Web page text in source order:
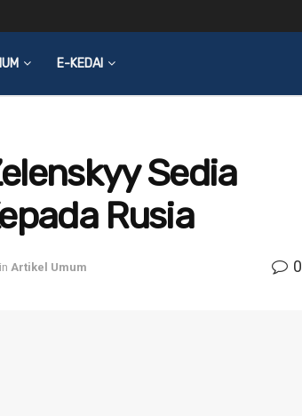
E-KEDAI
Sedia
Rusia
in Artikel Umum 0